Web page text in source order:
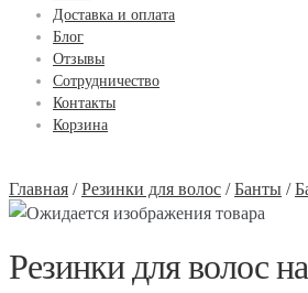
Доставка и оплата
Блог
Отзывы
Сотрудничество
Контакты
Корзина
Главная /Резинки для волос /Банты /
Резинки для волос